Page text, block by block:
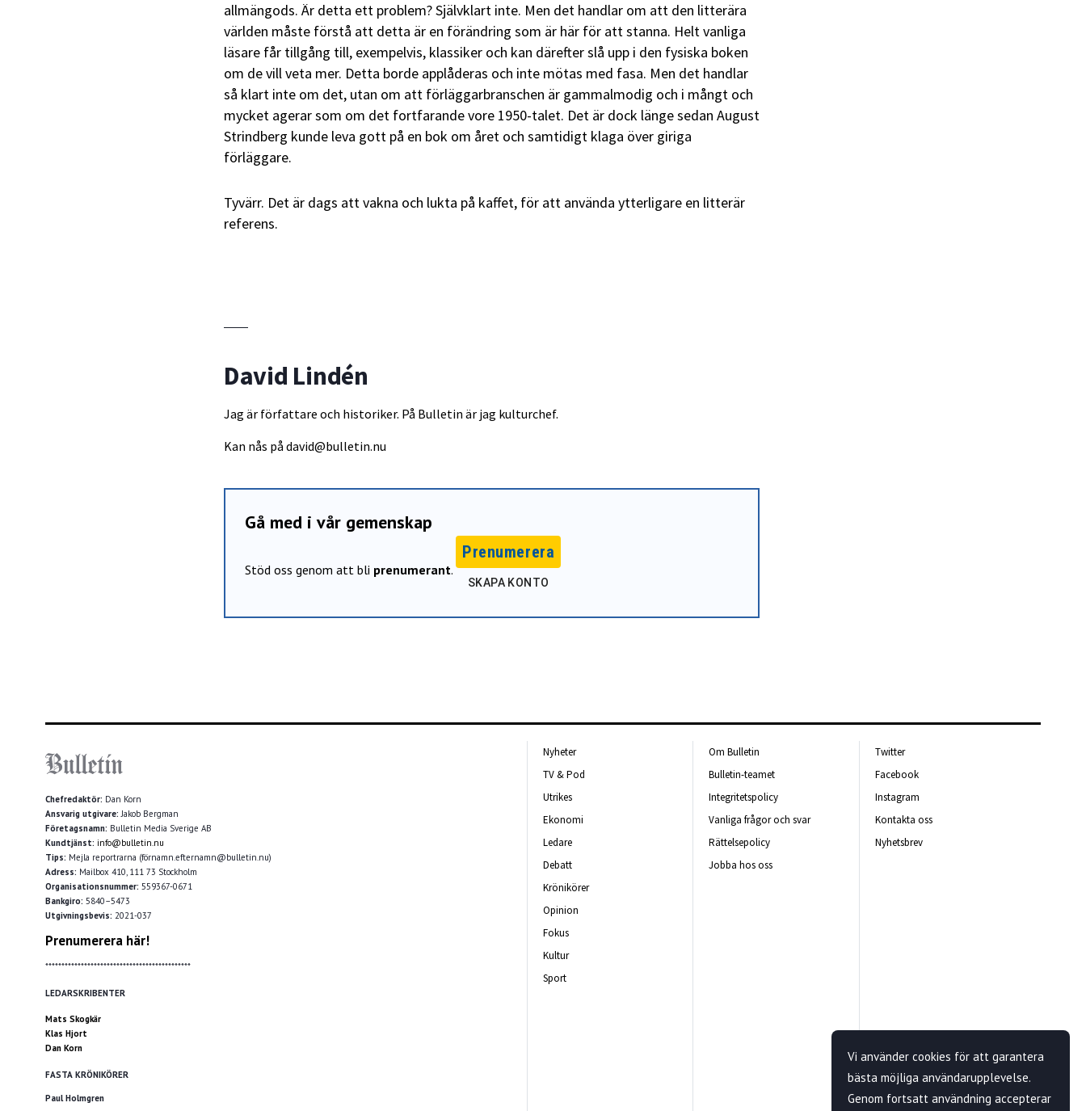
allmängods. Är detta ett problem? Självklart inte. Men det handlar om att den litterära
världen måste förstå att detta är en förändring som är här för att stanna. Helt vanliga
läsare får tillgång till, exempelvis, klassiker och kan därefter slå upp i den fysiska boken
om de vill veta mer. Detta borde applåderas och inte mötas med fasa. Men det handlar
så klart inte om det, utan om att förläggarbranschen är gammalmodig och i mångt och
mycket agerar som om det fortfarande vore 1950-talet. Det är dock länge sedan August
Strindberg kunde leva gott på en bok om året och samtidigt klaga över giriga
förläggare.
Tyvärr. Det är dags att vakna och lukta på kaffet, för att använda ytterligare en litterär
referens.
David Lindén
Jag är författare och historiker. På Bulletin är jag kulturchef.
Kan nås på david@bulletin.nu
Gå med i vår gemenskap
Stöd oss genom att bli prenumerant.
Prenumerera
SKAPA KONTO
Chefredaktör: Dan Korn
Ansvarig utgivare: Jakob Bergman
Företagsnamn: Bulletin Media Sverige AB
Kundtjänst: info@bulletin.nu
Tips: Mejla reportrarna (förnamn.efternamn@bulletin.nu)
Adress: Mailbox 410, 111 73 Stockholm
Organisationsnummer: 559367-0671
Bankgiro: 5840–5473
Utgivningsbevis: 2021-037
Prenumerera här!
*********************************************
LEDARSKRIBENTER
Mats Skogkär
Klas Hjort
Dan Korn
FASTA KRÖNIKÖRER
Paul Holmgren
Nyheter
TV & Pod
Utrikes
Ekonomi
Ledare
Debatt
Krönikörer
Opinion
Fokus
Kultur
Sport
Om Bulletin
Bulletin-teamet
Integritetspolicy
Vanliga frågor och svar
Rättelsepolicy
Jobba hos oss
Twitter
Facebook
Instagram
Kontakta oss
Nyhetsbrev
Vi använder cookies för att garantera
bästa möjliga användarupplevelse.
Genom fortsatt användning accepterar